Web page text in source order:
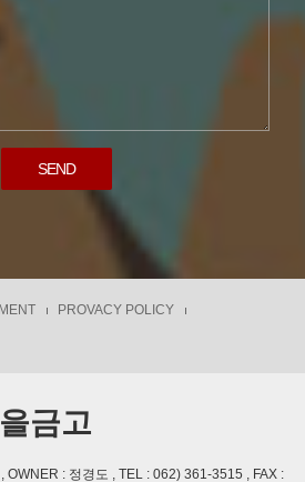
SEND
PROVACY POLICY
금고
OWNER : 정경도 , TEL : 062) 361-3515 , FAX :